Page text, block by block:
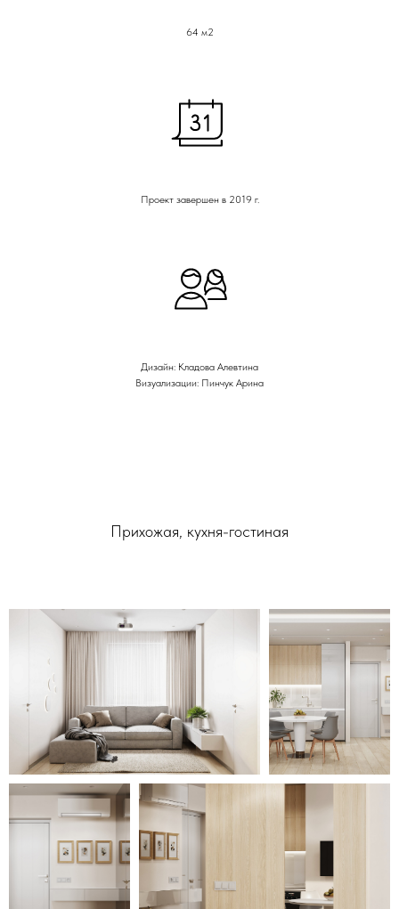
64 м2
Проект завершен в 2019 г.
Дизайн: Кладова Алевтина
Визуализации: Пинчук Арина
Прихожая, кухня-гостиная